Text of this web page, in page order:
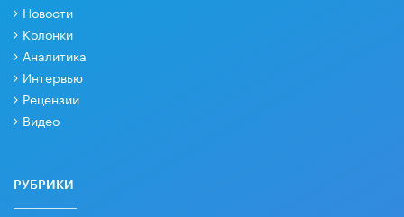
Новости
Колонки
Аналитика
Интервью
Рецензии
Видео
РУБРИКИ